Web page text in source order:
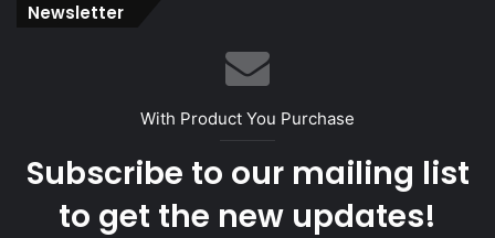
Newsletter
With Product You Purchase
Subscribe to our mailing list
to get the new updates!